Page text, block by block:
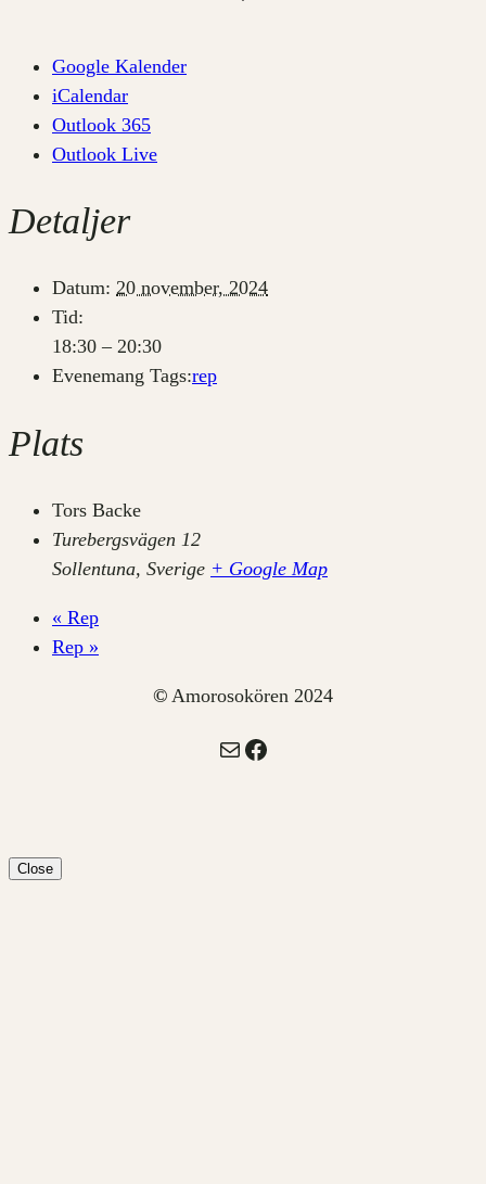
Google Kalender
iCalendar
Outlook 365
Outlook Live
Detaljer
Datum: 20 november, 2024
Tid:
18:30 – 20:30
Evenemang Tags:rep
Plats
Tors Backe
Turebergsvägen 12
Sollentuna, Sverige + Google Map
« Rep
Rep »
© Amorosokören 2024
E-postFacebook
Close